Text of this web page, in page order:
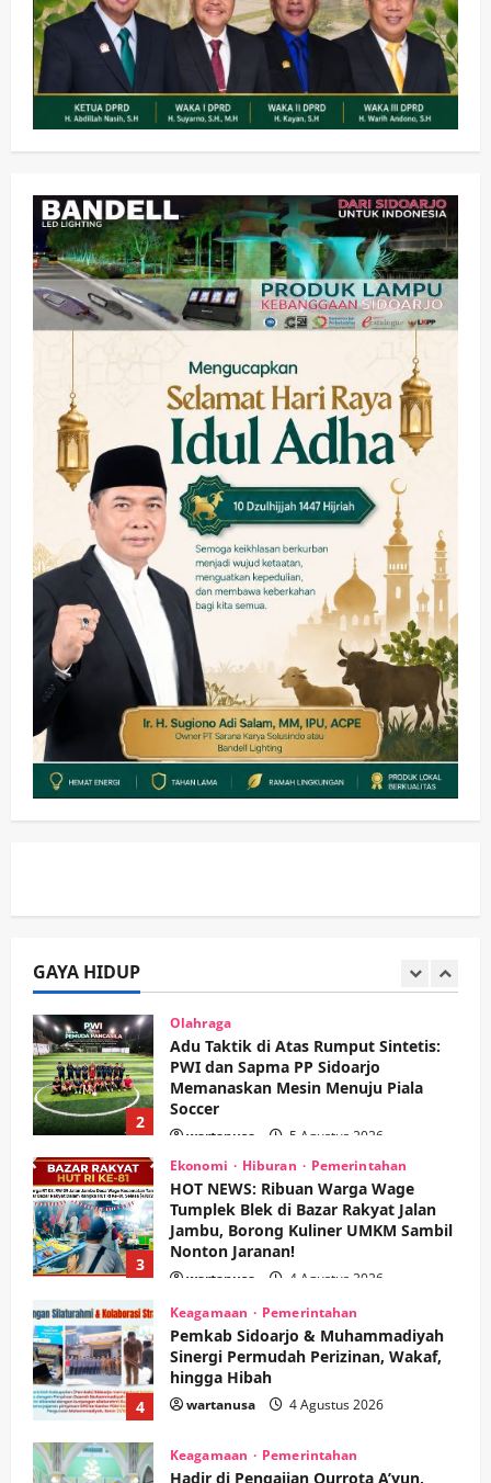
GAYA HIDUP
2
Adu Taktik di Atas Rumput Sintetis:
PWI dan Sapma PP Sidoarjo
Memanaskan Mesin Menuju Piala
Soccer
wartanusa 5 Agustus 2026
Ekonomi Hiburan Pemerintahan
HOT NEWS: Ribuan Warga Wage
Tumplek Blek di Bazar Rakyat Jalan
Jambu, Borong Kuliner UMKM Sambil
Nonton Jaranan!
wartanusa 4 Agustus 2026
4
Keagamaan Pemerintahan
Pemkab Sidoarjo & Muhammadiyah
Sinergi Permudah Perizinan, Wakaf,
hingga Hibah
wartanusa 4 Agustus 2026
5
Keagamaan Pemerintahan
Hadir di Pengajian Qurrota A’yun,
Wabup Sidoarjo Minta Doa Jamaah
Agar Tetap Amanah Memimpin
wartanusa 4 Agustus 2026
Kesehatan Pembangunan
Pemerintahan
PANAS! Kalah Tender Proyek RSUD
Sibar Rp 9,9 M, Beranikah CV Tiga
Anugerah Utama Pertaruhkan
2
wartanusa 5 Agustus 2026
3
Ekonomi
HOT NEWS: Ribuan Warga Wage
Tumplek Blek di Bazar Rakyat Jalan
Jambu, Borong Kuliner UMKM Sambil
Nonton Jaranan!
wartanusa 4 Agustus 2026
4
Keagamaan Pemerintahan
Pemkab Sidoarjo & Muhammadiyah
Sinergi Permudah Perizinan, Wakaf,
hingga Hibah
wartanusa 4 Agustus 2026
5
Keagamaan Pemerintahan
Hadir di Pengajian Qurrota A’yun,
Wabup Sidoarjo Minta Doa Jamaah
Agar Tetap Amanah Memimpin
wartanusa 4 Agustus 2026
Kesehatan Pembangunan
Pemerintahan